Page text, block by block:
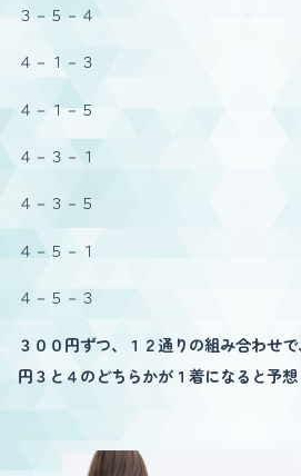
３－５－４
４－１－３
４－１－５
４－３－１
４－３－５
４－５－１
４－５－３
３００円ずつ、１２通りの組み合わせ
円３と４のどちらかが１着になると予想